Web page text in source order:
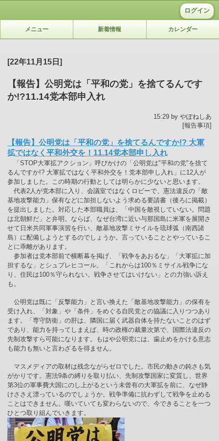
ログイン
メニュー 新着情報 カレンダー
[22年11月15日]
【報告】公明党は「平和の党」を捨てるんです
か!?11.14党本部申入れ
15:29 by やぽねしあ
[報告事項]
【報告】公明党は「平和の党」を捨てるんですか!? 大軍
拡ではなく平和外交を！11.14党本部申し入れ
「STOP大軍拡アクション」呼びかけの「公明党は"平和の党"を捨て
るんですか!? 大軍拡ではなく平和外交を！党本部申し入れ」に12人が
参加しました。この時期の行動としては明らかに少ないと思います。
代表2人が党本部に入り、会議室ではなくロビーで、憲法違反の「敵
基地攻撃能力」保有などに加担しないよう求める要請書（後ろに掲載）
を提出しました。対応した本部職員は、「中国を敵視していない。問題
は北朝鮮だ」と弁明。ならば、なぜ台湾に近い与那国島に米軍を展開さ
せて日米共同軍事演習を行い、敵基地攻撃ミサイルを琉球弧（南西諸
島）に配備しようとするのでしょうか。言っていることとやっているこ
とに乖離があります。
参加者は党本部前で横断幕を掲げ、「戦争をあおるな」「大軍拡に加
担するな」とシュプレヒコール。「これからは100％ミサイル戦争にな
り、住民は100％守られない。戦争させてはいけない」との力強い訴え
も。
公明党は既に「反撃能力」と言い換えた「敵基地攻撃能力」の保有を
受け入れ、「対象」や「条件」をめぐる自民党との協議に入りつつあり
ます。「専守防衛」の肝は、隣国に届く武器自体を持たないことのはず
であり、能力を持ってしまえば、時の政権の裁量次第で、国際法違反の
先制攻撃すら可能になります。もはや公明党には、歯止めをかける意志
も能力も無いと言わざるを得ません。
マスメディアの取材は残念ながらゼロでした。市民の動きの鈍さも気
がかりです。憲法9条の縛りを取り払い、先制攻撃国家に変質し、世界
第3位の軍事費大国にのし上がるという未曾有の大軍拡を前に、なぜ静
けささえ漂っているのでしょうか。戦争準備に抗わずして戦争を止める
ことはできません。嘆いていても変わらないので、今できることを一つ
ひとつ取り組んでいきます。